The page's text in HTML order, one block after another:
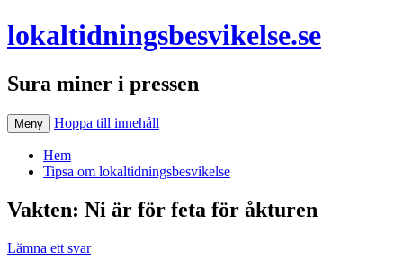
lokaltidningsbesvikelse.se
Sura miner i pressen
Meny Hoppa till innehåll
Hem
Tipsa om lokaltidningsbesvikelse
Vakten: Ni är för feta för åkturen
Lämna ett svar